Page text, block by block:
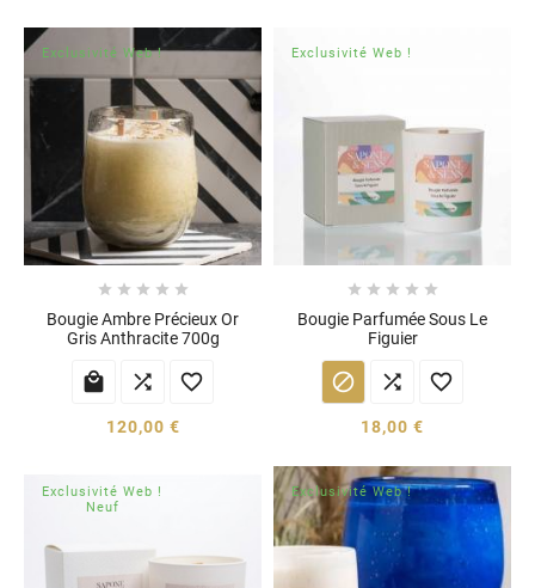
Exclusivité Web !
    
Bougie Ambre Précieux Or
Gris Anthracite 700g
  
120,00 €
Exclusivité Web !
    
Bougie Parfumée Sous Le
Figuier
  
18,00 €
Exclusivité Web !
Neuf
Exclusivité Web !